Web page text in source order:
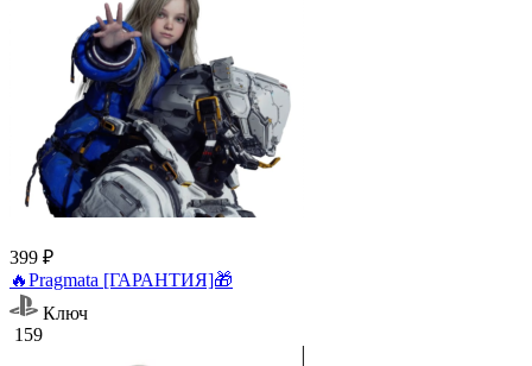
399 ₽
🔥Pragmata [ГАРАНТИЯ]🎁
Ключ
159